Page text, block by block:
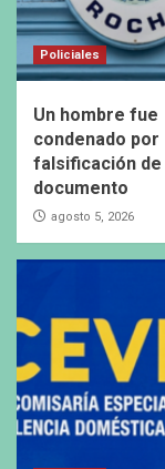
Policiales
Un hombre fue
condenado por
falsificación de
documento
agosto 5, 2026